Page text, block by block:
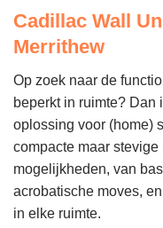
Cadillac Wall
Merrithew
Op zoek naar de
beperkt in ruimte? Dan
oplossing voor (home)
compacte maar
mogelijkheden, van
acrobatische moves,
in elke ruimte.